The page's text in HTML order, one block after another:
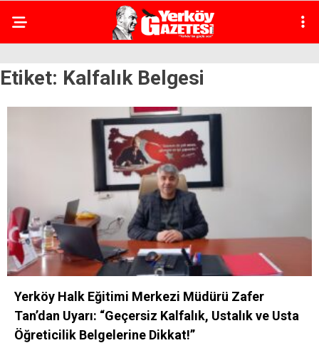
Etiket: Kalfalık Belgesi
Yerköy Halk Eğitimi Merkezi Müdürü Zafer
Tan’dan Uyarı: “Geçersiz Kalfalık, Ustalık ve Usta
Öğreticilik Belgelerine Dikkat!”